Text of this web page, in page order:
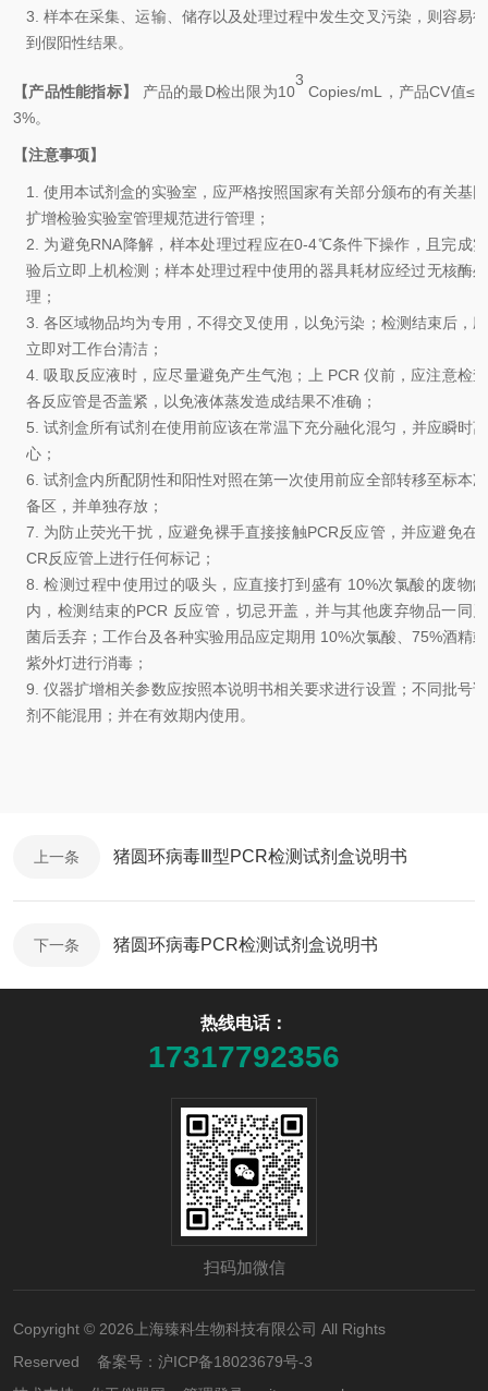
3.样本在采集、运输、储存以及处理过程中发生交叉污染，则容易得
到假阳性结果。
【产品性能指标】 产品的最D检出限为10
3
Copies/mL ，产品CV值≤
3%。
【注意事项】
1.使用本试剂盒的实验室，应严格按照国家有关部分颁布的有关基因
扩增检验实验室管理规范进行管理 ；
2. 为避免RNA降解，样本处理过程应在0-4℃条件下操作，且完成实
验后立即上机检测；样本处理过程中使用的器具耗材应经过无核酶处
理 ；
3.各区域物品均为专用，不得交叉使用，以免污染 ； 检测结束后，应
立即对工作台清洁 ；
4.吸取反应液时，应尽量避免产生气泡 ； 上 PCR 仪前，应注意检查
各反应管是否盖紧，以免液体蒸发造成结果不准确 ；
5.试剂盒所有试剂在使用前应该在常温下充分融化混匀，并应瞬时离
心；
6.试剂盒内所配阴性和阳性对照在第一次使用前应全部转移至标本准
备区，并单独存放 ；
7. 为防止荧光干扰，应避免裸手直接接触PCR反应管，并应避免在
CR反应管上进行任何标记 ；
8.检测过程中使用过的吸头，应直接打到盛有 10%次氯酸的废物缸
内，检测结束的PCR 反应管，切忌开盖，并与其他废弃物品一同灭
菌后丢弃 ； 工作台及各种实验用品应定期用 10%次氯酸、 75%酒精或
紫外灯进行消毒 ；
9.仪器扩增相关参数应按照本说明书相关要求进行设置； 不同批号试
剂不能混用 ； 并在有效期内使用。
上一条 猪圆环病毒Ⅲ型PCR检测试剂盒说明书
下一条 猪圆环病毒PCR检测试剂盒说明书
热线电话：
17317792356
扫码加微信
Copyright © 2026上海臻科生物科技有限公司 All Rights
Reserved 备案号： 沪ICP备18023679号-3